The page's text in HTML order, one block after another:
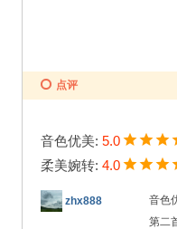
点评
音色优美: 5.0
柔美婉转: 4.0
zhx888 音色
第二